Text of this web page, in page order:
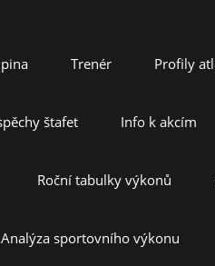
Trenér Profily
štafet Info k akcím
Roční tabulky výkonů
Analýza sportovního výkonu